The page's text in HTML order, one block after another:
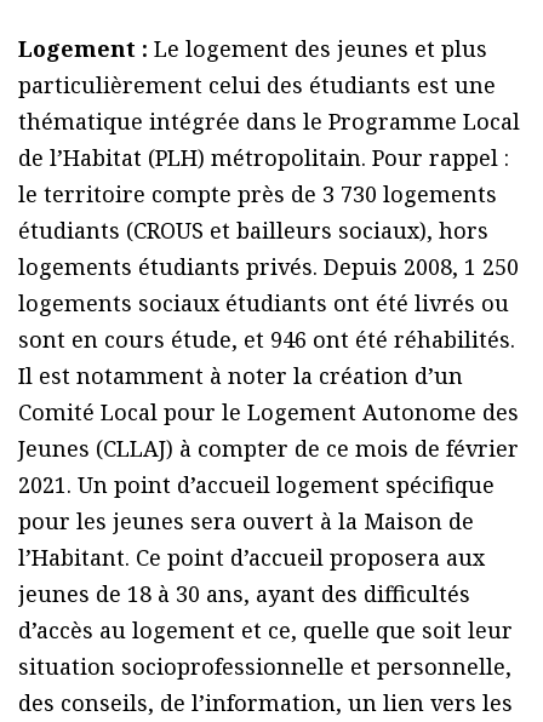
Logement : Le logement des jeunes et plus
particulièrement celui des étudiants est une
thématique intégrée dans le Programme Local
de l’Habitat (PLH) métropolitain. Pour rappel :
le territoire compte près de 3 730 logements
étudiants (CROUS et bailleurs sociaux), hors
logements étudiants privés. Depuis 2008, 1 250
logements sociaux étudiants ont été livrés ou
sont en cours étude, et 946 ont été réhabilités.
Il est notamment à noter la création d’un
Comité Local pour le Logement Autonome des
Jeunes (CLLAJ) à compter de ce mois de février
2021. Un point d’accueil logement spécifique
pour les jeunes sera ouvert à la Maison de
l’Habitant. Ce point d’accueil proposera aux
jeunes de 18 à 30 ans, ayant des difficultés
d’accès au logement et ce, quelle que soit leur
situation socioprofessionnelle et personnelle,
des conseils, de l’information, un lien vers les